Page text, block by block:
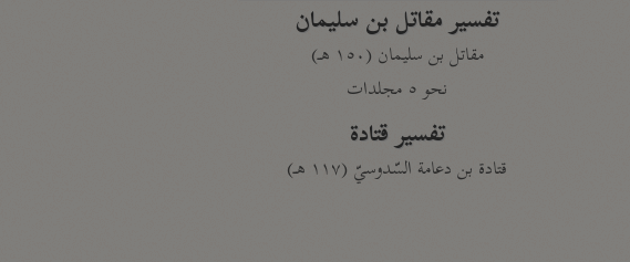
تفسير مقاتل بن سليمان
مقاتل بن سليمان (١٥٠ هـ)
نحو ٥ مجلدات
تفسير قتادة
قتادة بن دعامة السّدوسيّ (١١٧ هـ)